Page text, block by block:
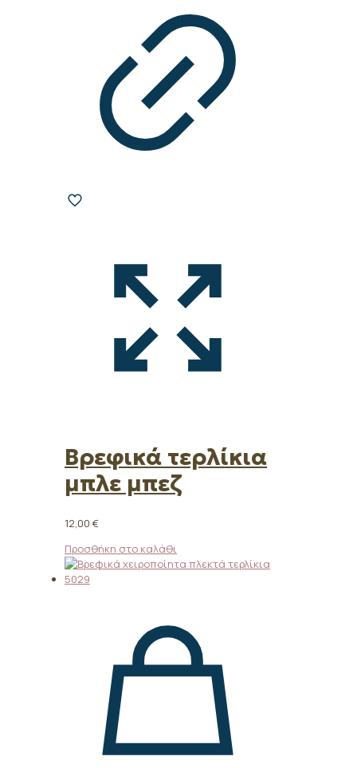
Βρεφικά τερλίκια
μπλε μπεζ
12,00 €
Προσθήκη στο καλάθι